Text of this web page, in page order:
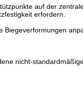
auf der
erfordern.
nicht-